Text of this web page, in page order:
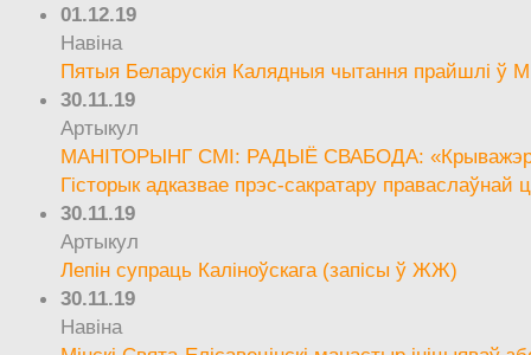
01.12.19
Навіна
Пятыя Беларускія Калядныя чытання прайшлі ў
30.11.19
Артыкул
МАНІТОРЫНГ СМІ: РАДЫЁ СВАБОДА:
Гісторык адказвае прэс-сакратару праваслаўнай
30.11.19
Артыкул
Лепін супраць Каліноўскага (запісы ў ЖЖ)
30.11.19
Навіна